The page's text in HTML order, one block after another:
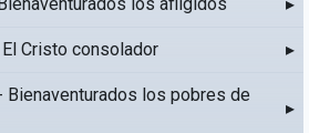
Cristo consolador ▸
Bienaventurados los pobres de
▸